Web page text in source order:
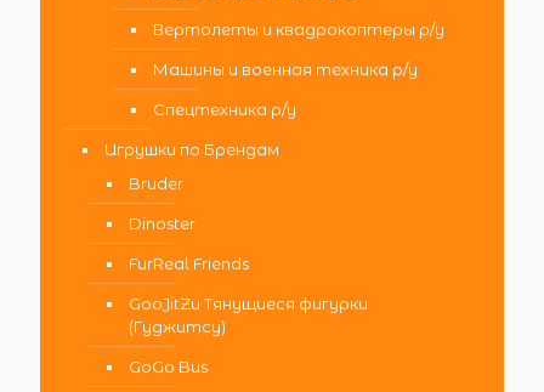
Вертолеты и квадрокоптеры р/у
Машины и военная техника р/у
Спецтехника р/у
Игрушки по Брендам
Bruder
Dinoster
FurReal Friends
GooJitZu Тянущиеся фигурки
(Гуджитсу)
GoGo Bus